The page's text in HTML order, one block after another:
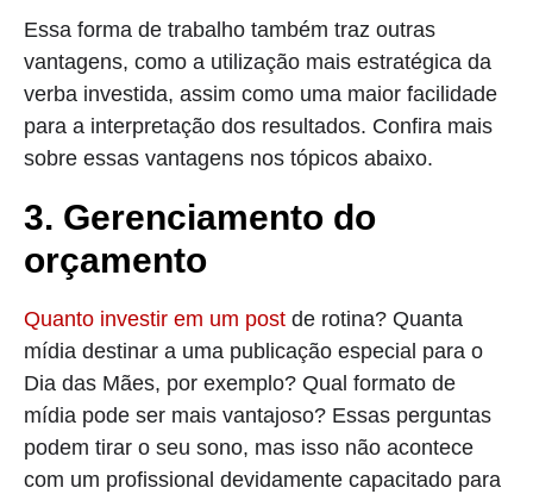
Essa forma de trabalho também traz outras
vantagens, como a utilização mais estratégica da
verba investida, assim como uma maior facilidade
para a interpretação dos resultados. Confira mais
sobre essas vantagens nos tópicos abaixo.
3. Gerenciamento do
orçamento
Quanto investir em um post de rotina? Quanta
mídia destinar a uma publicação especial para o
Dia das Mães, por exemplo? Qual formato de
mídia pode ser mais vantajoso? Essas perguntas
podem tirar o seu sono, mas isso não acontece
com um profissional devidamente capacitado para